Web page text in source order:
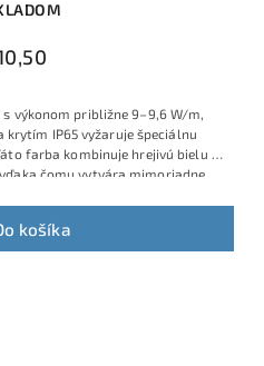
košíka
s výkonom približne 9–9,6 W/m,
krytím IP65 vyžaruje špeciálnu
farba kombinuje hrejivú bielu s
čomu vytvára mimoriadne
domácich interiéroch.